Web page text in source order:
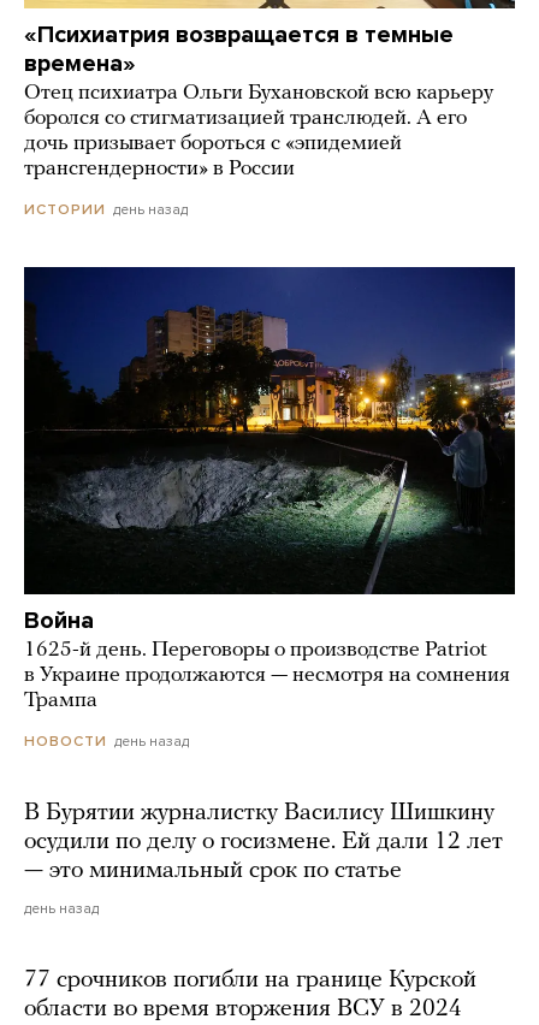
«Психиатрия возвращается в темные
времена»
Отец психиатра Ольги Бухановской всю карьеру
боролся со стигматизацией транслюдей. А его
дочь призывает бороться с «эпидемией
трансгендерности» в России
ИСТОРИИ день назад
Война
1625-й день. Переговоры о производстве Patriot
в Украине продолжаются — несмотря на сомнения
Трампа
НОВОСТИ день назад
В Бурятии журналистку Василису Шишкину
осудили по делу о госизмене. Ей дали 12 лет
— это минимальный срок по статье
день назад
77 срочников погибли на границе Курской
области во время вторжения ВСУ в 2024